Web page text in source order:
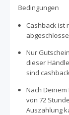
Bedingungen
Cashback ist
Nur
dieser
sind
Nach
von 72
Auszahlung